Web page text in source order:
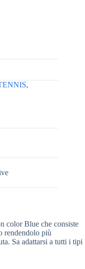
,
color Blue che consiste
rendendolo più
Sa adattarsi a tutti i tipi